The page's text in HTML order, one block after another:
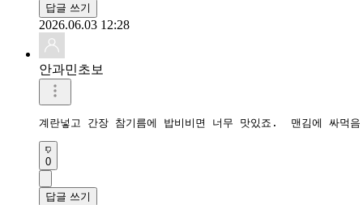
답글 쓰기
2026.06.03 12:28
안과민초보
계란넣고 간장 참기름에 밥비비면 너무 맛있죠.  맨김에 싸먹
0
답글 쓰기